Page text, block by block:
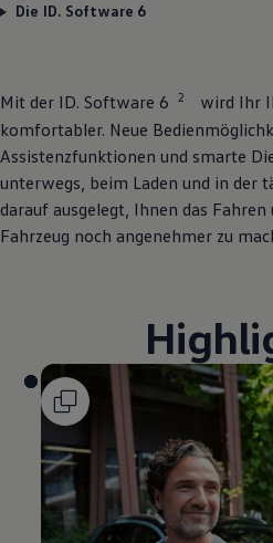
Die ID. Software 6
Mit der ID. Software 6 2
wird Ihr
komfortabler. Neue
Assistenzfunktionen und smarte
unterwegs, beim Laden und in der
darauf ausgelegt, Ihnen das
Fahrzeug noch angenehmer zu